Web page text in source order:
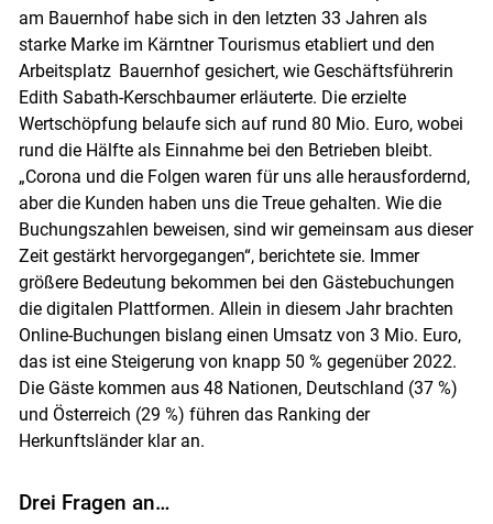
am Bauernhof habe sich in den letzten 33 Jahren als
starke Marke im Kärntner Tourismus etabliert und den
Arbeitsplatz Bauernhof gesichert, wie Geschäftsführerin
Edith Sabath-Kerschbaumer erläuterte. Die erzielte
Wertschöpfung belaufe sich auf rund 80 Mio. Euro, wobei
rund die Hälfte als Einnahme bei den Betrieben bleibt.
„Corona und die Folgen waren für uns alle herausfordernd,
aber die Kunden haben uns die Treue gehalten. Wie die
Buchungszahlen beweisen, sind wir gemeinsam aus dieser
Zeit gestärkt hervorgegangen“, berichtete sie. Immer
größere Bedeutung bekommen bei den Gästebuchungen
die digitalen Plattformen. Allein in diesem Jahr brachten
Online-Buchungen bislang einen Umsatz von 3 Mio. Euro,
das ist eine Steigerung von knapp 50 % gegenüber 2022.
Die Gäste kommen aus 48 Nationen, Deutschland (37 %)
und Österreich (29 %) führen das Ranking der
Herkunftsländer klar an.
Drei Fragen an…